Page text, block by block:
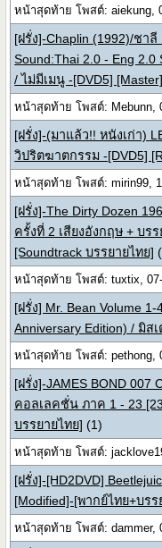
หน้าสุดท้าย โพสต์: aiekung,
[ฝรั่ง]-Chaplin (1992)/ชา
Sound:Thai 2.0 - Eng
/ ไม่มีเมนู -[DVD5]
หน้าสุดท้าย โพสต์: Mebunn,
[ฝรั่ง]-(มาแล้ว!! หนังเก่า)
วิปริตฆาตกรรม -[DVD5]
หน้าสุดท้าย โพสต์: mirin99,
[ฝรั่ง]-The Dirty Dozen
ครั้งที่ 2 เสียงอังกฤษ + บร
[Soundtrack บรรยายไทย]
หน้าสุดท้าย โพสต์: tuxtix, 07-
[ฝรั่ง] Mr. Bean Volume
Anniversary Edition) / มิส
หน้าสุดท้าย โพสต์: pethong,
[ฝรั่ง]-JAMES BOND 007
คอลเลคชั่น ภาค 1 - 23
บรรยายไทย] (1)
หน้าสุดท้าย โพสต์:
[ฝรั่ง]-[HD2DVD]
[Modified]-[พากย์ไทย+บรร
หน้าสุดท้าย โพสต์: dammer,